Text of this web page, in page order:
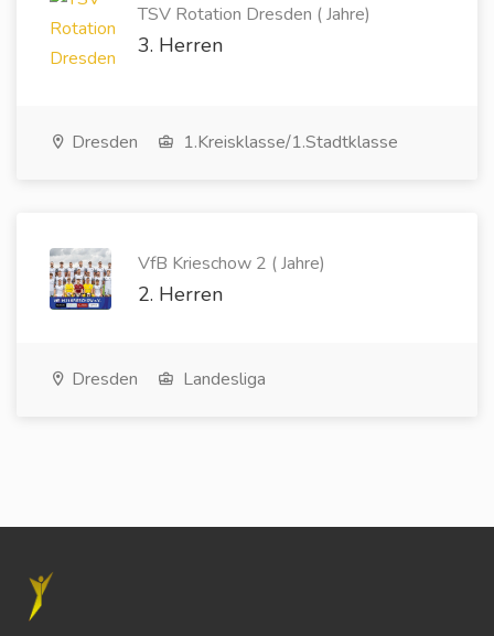
TSV Rotation Dresden ( Jahre)
3. Herren
Dresden 1.Kreisklasse/1.Stadtklasse
VfB Krieschow 2 ( Jahre)
2. Herren
Dresden Landesliga